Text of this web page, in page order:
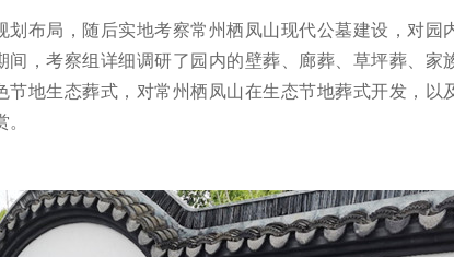
划布局，随后实地考察常州栖凤山现代公墓建设，对园
间，考察组详细调研了园内的壁葬、廊葬、草坪葬、家
节地生态葬式，对常州栖凤山在生态节地葬式开发，以